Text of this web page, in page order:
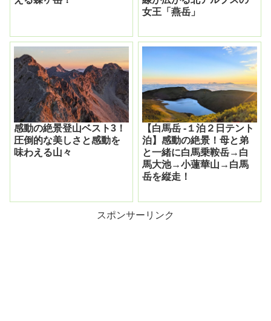
女王「燕岳」
感動の絶景登山ベスト3！
圧倒的な美しさと感動を
味わえる山々
【白馬岳 -１泊２日テント
泊】感動の絶景！母と弟
と一緒に白馬乗鞍岳→白
馬大池→小蓮華山→白馬
岳を縦走！
スポンサーリンク